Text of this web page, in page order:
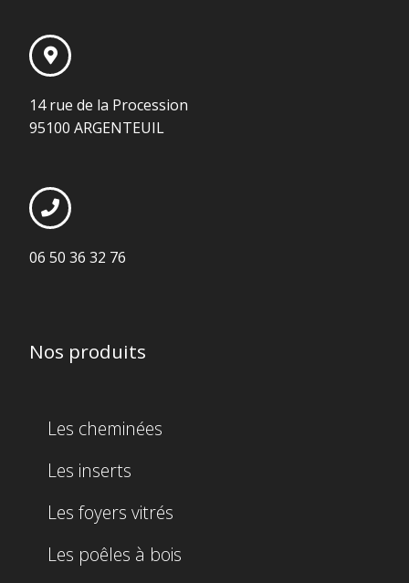
14 rue de la Procession
95100 ARGENTEUIL
06 50 36 32 76
Nos produits
Les cheminées
Les inserts
Les foyers vitrés
Les poêles à bois